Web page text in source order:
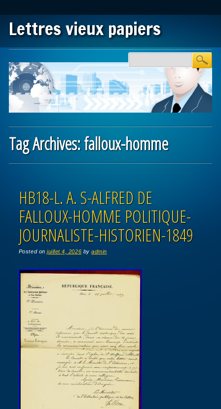
Lettres vieux papiers
Main menu
Tag Archives:falloux-homme
HB18-L. A. S-ALFRED DE
FALLOUX-HOMME POLITIQUE-
JOURNALISTE-HISTORIEN-1849
Posted onjuillet 4, 2026 byadmin